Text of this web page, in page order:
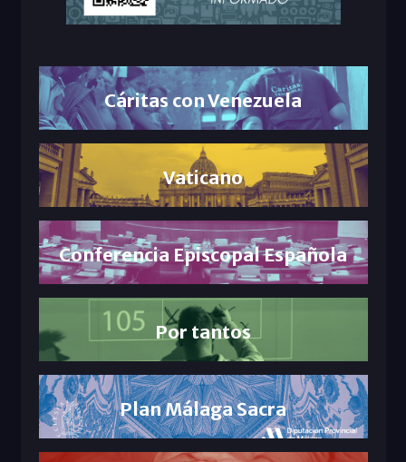
Cáritas con Venezuela
Vaticano
Conferencia Episcopal Española
Por tantos
Plan Málaga Sacra